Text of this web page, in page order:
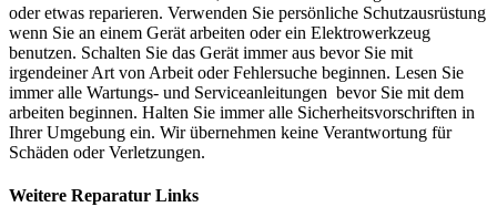
oder etwas reparieren. Verwenden Sie persönliche Schutzausrüstung
wenn Sie an einem Gerät arbeiten oder ein Elektrowerkzeug
benutzen. Schalten Sie das Gerät immer aus bevor Sie mit
irgendeiner Art von Arbeit oder Fehlersuche beginnen. Lesen Sie
immer alle Wartungs- und Serviceanleitungen bevor Sie mit dem
arbeiten beginnen. Halten Sie immer alle Sicherheitsvorschriften in
Ihrer Umgebung ein. Wir übernehmen keine Verantwortung für
Schäden oder Verletzungen.
Weitere Reparatur Links